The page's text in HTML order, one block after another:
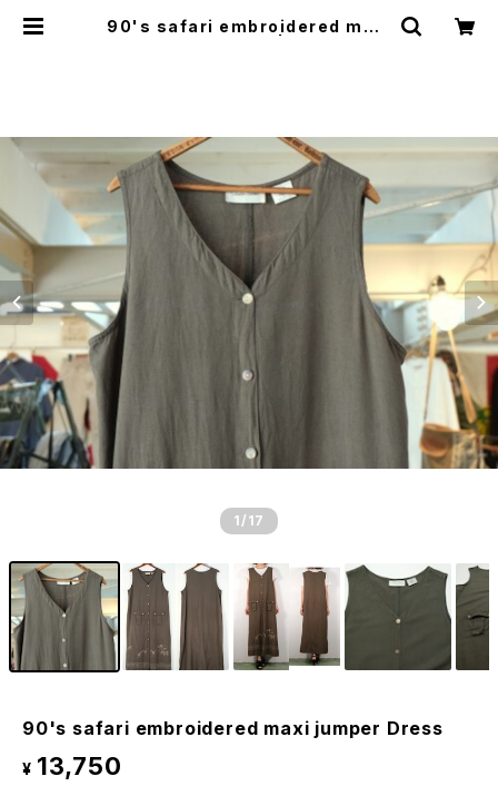
90's safari embroidered maxi
1 /17
90's safari embroidered maxi jumper Dress
¥ 13,750